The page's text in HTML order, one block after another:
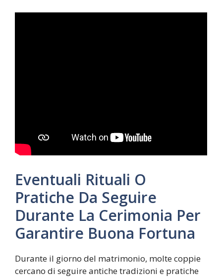
Eventuali Rituali O
Pratiche Da Seguire
Durante La Cerimonia Per
Garantire Buona Fortuna
Durante il giorno del matrimonio, molte coppie
cercano di seguire antiche tradizioni e pratiche